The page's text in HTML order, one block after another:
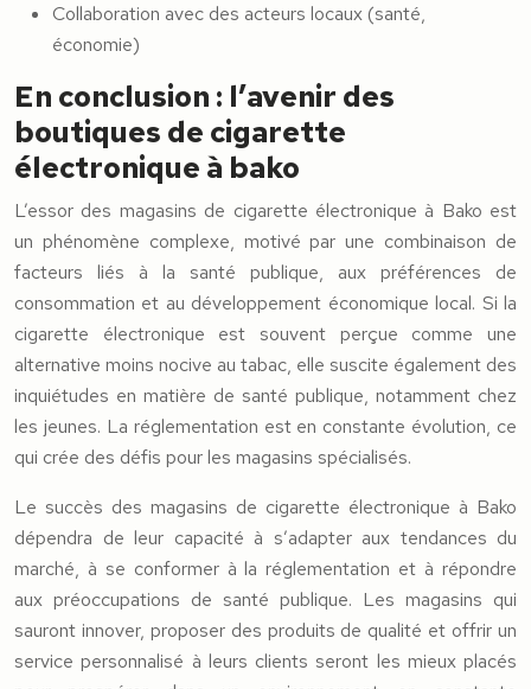
Collaboration avec des acteurs locaux (santé,
économie)
En conclusion : l’avenir des
boutiques de cigarette
électronique à bako
L’essor des magasins de cigarette électronique à Bako est
un phénomène complexe, motivé par une combinaison de
facteurs liés à la santé publique, aux préférences de
consommation et au développement économique local. Si la
cigarette électronique est souvent perçue comme une
alternative moins nocive au tabac, elle suscite également des
inquiétudes en matière de santé publique, notamment chez
les jeunes. La réglementation est en constante évolution, ce
qui crée des défis pour les magasins spécialisés.
Le succès des magasins de cigarette électronique à Bako
dépendra de leur capacité à s’adapter aux tendances du
marché, à se conformer à la réglementation et à répondre
aux préoccupations de santé publique. Les magasins qui
sauront innover, proposer des produits de qualité et offrir un
service personnalisé à leurs clients seront les mieux placés